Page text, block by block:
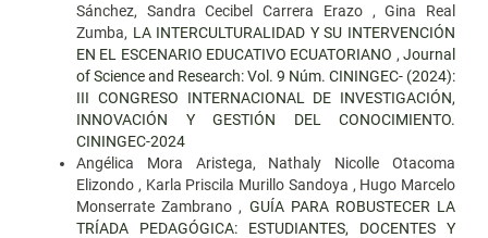
Sánchez, Sandra Cecibel Carrera Erazo , Gina Real
Zumba, LA INTERCULTURALIDAD Y SU INTERVENCIÓN
EN EL ESCENARIO EDUCATIVO ECUATORIANO ,Journal
of Science and Research: Vol. 9 Núm. CININGEC- (2024):
III CONGRESO INTERNACIONAL DE INVESTIGACIÓN,
INNOVACIÓN Y GESTIÓN DEL CONOCIMIENTO.
CININGEC-2024
Angélica Mora Aristega, Nathaly Nicolle Otacoma
Elizondo , Karla Priscila Murillo Sandoya , Hugo Marcelo
Monserrate Zambrano , GUÍA PARA ROBUSTECER LA
TRÍADA PEDAGÓGICA: ESTUDIANTES, DOCENTES Y